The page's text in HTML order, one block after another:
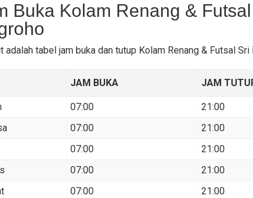
Buka Kolam Renang &
adalah tabel jam buka dan tutup Kolam Renang & Futsal Sri
JAM BUKA JAM
07:00
21:00
07:00
21:00
07:00
21:00
07:00
21:00
07:00
21:00